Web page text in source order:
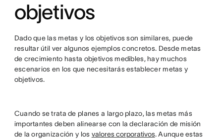
objetivos
Dado que las metas y los objetivos son similares, puede
resultar útil ver algunos ejemplos concretos. Desde metas
de crecimiento hasta objetivos medibles, hay muchos
escenarios en los que necesitarás establecer metas y
objetivos.
Cuando se trata de planes a largo plazo, las metas más
importantes deben alinearse con la declaración de misión
de la organización y los valores corporativos. Aunque estas